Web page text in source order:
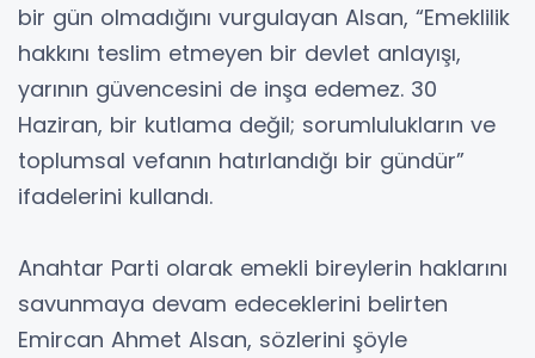
bir gün olmadığını vurgulayan Alsan, “Emeklilik
hakkını teslim etmeyen bir devlet anlayışı,
yarının güvencesini de inşa edemez. 30
Haziran, bir kutlama değil; sorumlulukların ve
toplumsal vefanın hatırlandığı bir gündür”
ifadelerini kullandı.
Anahtar Parti olarak emekli bireylerin haklarını
savunmaya devam edeceklerini belirten
Emircan Ahmet Alsan, sözlerini şöyle